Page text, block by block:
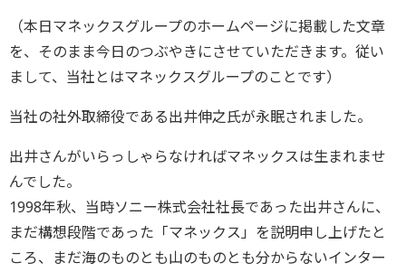
（本日マネックスグループのホームページに掲載した文章
を、そのまま今日のつぶやきにさせていただきます。従い
まして、当社とはマネックスグループのことです）
当社の社外取締役である出井伸之氏が永眠されました。
出井さんがいらっしゃらなければマネックスは生まれませ
んでした。
1998年秋、当時ソニー株式会社社長であった出井さんに、
まだ構想段階であった「マネックス」を説明申し上げたと
ころ、まだ海のものとも山のものとも分からないインター